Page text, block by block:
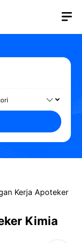
Kerja Apoteker
Kimia